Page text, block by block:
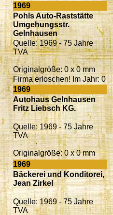
1969
Pohls Auto-Raststätte
Umgehungsstr.
Gelnhausen
Quelle: 1969 - 75 Jahre
TVA
Originalgröße: 0 x 0 mm
Firma erloschen! Im Jahr: 0
1969
Autohaus Gelnhausen
Fritz Liebsch KG.
Quelle: 1969 - 75 Jahre
TVA
Originalgröße: 0 x 0 mm
1969
Bäckerei und Konditorei,
Jean Zirkel
Quelle: 1969 - 75 Jahre
TVA